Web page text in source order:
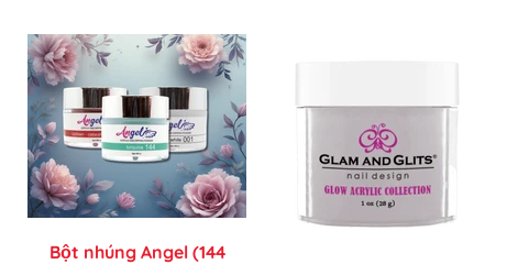
Bột nhúng Angel (144